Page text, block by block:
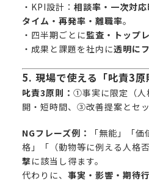
・KPI設計： 相談率・一次対
タイム・再発率・離職率。
・四半期ごとに監査・トップ
・成果と課題を社内に透明に
5. 現場で使える「叱責3
叱責3原則： ①事実に限定（
開・短時間、③改善提案とセッ
NGフレーズ例：
「無能」「
格」「（動物等に例える人格否
撃に該当し得ます。
代わりに、 事実・影響・期待